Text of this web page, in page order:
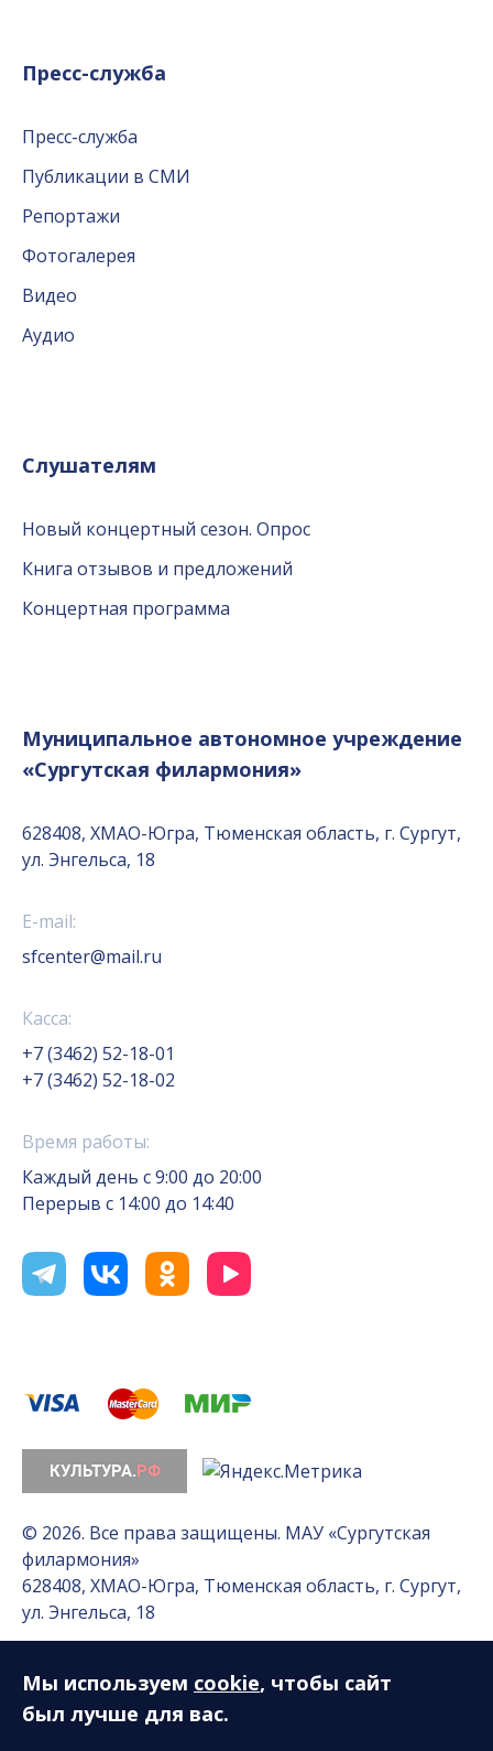
Пресс-служба
Пресс-служба
Публикации в СМИ
Репортажи
Фотогалерея
Видео
Аудио
Слушателям
Новый концертный сезон. Опрос
Книга отзывов и предложений
Концертная программа
Муниципальное автономное учреждение
«Сургутская филармония»
628408, ХМАО-Югра, Тюменская область, г. Сургут,
ул. Энгельса, 18
E-mail:
sfcenter@mail.ru
Касса:
+7 (3462) 52-18-01
+7 (3462) 52-18-02
Время работы:
Каждый день с 9:00 до 20:00
Перерыв с 14:00 до 14:40
© 2026. Все права защищены. МАУ «Сургутская
филармония»
628408, ХМАО-Югра, Тюменская область, г. Сургут,
ул. Энгельса, 18
Разработка сайта — Интернет-лаборатория
«Делиссимо»
Мы используем cookie, чтобы сайт
был лучше для вас.